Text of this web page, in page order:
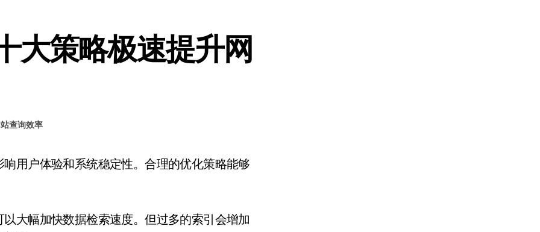
大策略极速提升网
查询效率
大幅加快数据检索速度。但过多的索引会增加